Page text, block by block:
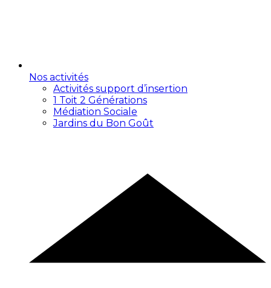
Nos activités
Activités support d’insertion
1 Toit 2 Générations
Médiation Sociale
Jardins du Bon Goût